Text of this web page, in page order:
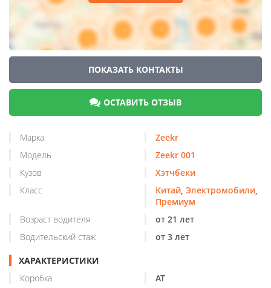
ПОКАЗАТЬ КОНТАКТЫ
ОСТАВИТЬ ОТЗЫВ
Марка
Zeekr
Модель
Zeekr 001
Кузов
Хэтчбеки
Класс
Китай, Электромобили,
Премиум
Возраст водителя
от 21 лет
Водительский стаж
от 3 лет
ХАРАКТЕРИСТИКИ
Коробка
AT